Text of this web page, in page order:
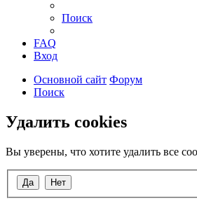
Поиск
FAQ
Вход
Основной сайт Форум
Поиск
Удалить cookies
Вы уверены, что хотите удалить все